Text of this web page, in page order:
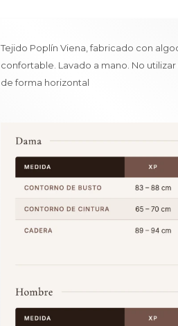
Tejido Poplín Viena, fabricado con
confortable. Lavado a mano. No
de forma horizontal